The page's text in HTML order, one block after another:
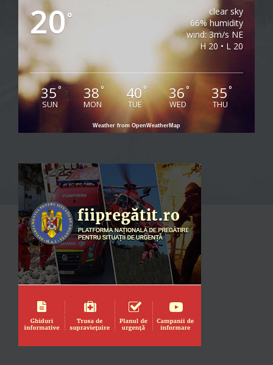
20°
clear sky
66% humidity
wind: 3m/s NE
H 20 • L 20
35°
SUN
38°
MON
40°
TUE
36°
WED
35°
THU
Weather from OpenWeatherMap